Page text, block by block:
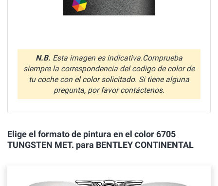
N.B. Esta imagen es indicativa.Comprueba
siempre la correspondencia del codigo de color de
tu coche con el color solicitado. Si tiene alguna
pregunta, por favor contáctenos.
Elige el formato de pintura en el color 6705
TUNGSTEN MET. para BENTLEY CONTINENTAL